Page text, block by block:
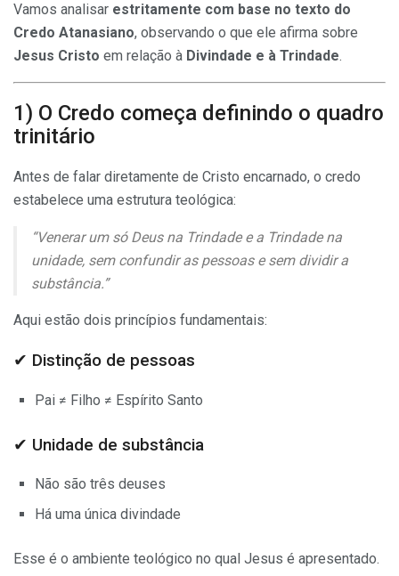
Vamos analisar estritamente com base no texto do
Credo Atanasiano, observando o que ele afirma sobre
Jesus Cristo em relação à Divindade e à Trindade.
1) O Credo começa definindo o quadro
trinitário
Antes de falar diretamente de Cristo encarnado, o credo
estabelece uma estrutura teológica:
“Venerar um só Deus na Trindade e a Trindade na
unidade, sem confundir as pessoas e sem dividir a
substância.”
Aqui estão dois princípios fundamentais:
✔ Distinção de pessoas
Pai ≠ Filho ≠ Espírito Santo
✔ Unidade de substância
Não são três deuses
Há uma única divindade
Esse é o ambiente teológico no qual Jesus é apresentado.